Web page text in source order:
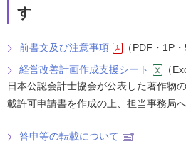
す
前書文及び注意事項
（PDF・1P・
経営改善計画作成支援シート
（
日本公認会計士協会が公表した著作物
載許可申請書を作成の上、担当事務局
答申等の転載について